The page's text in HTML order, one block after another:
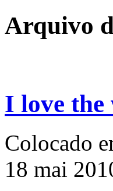
Arquivo
I love the
Colocado
18 mai